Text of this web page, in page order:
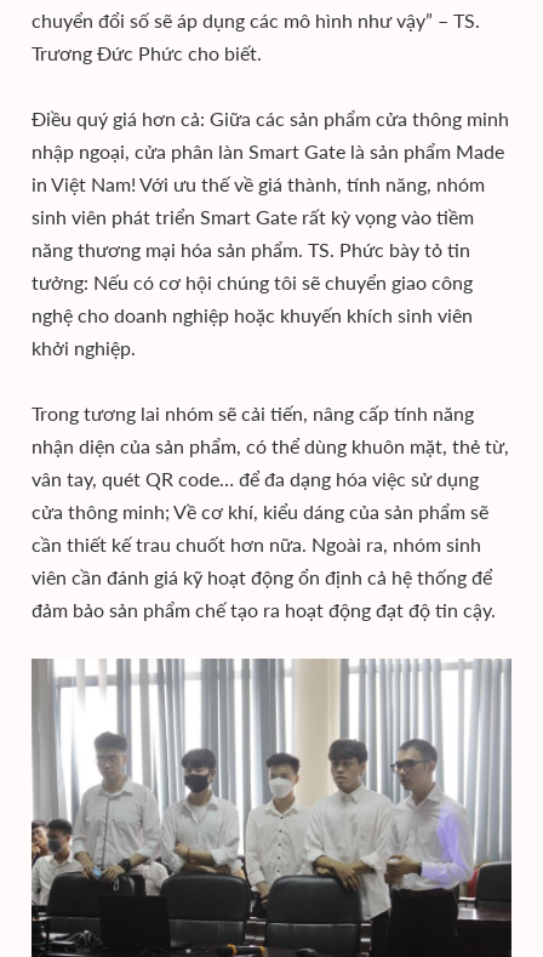
chuyển đổi số sẽ áp dụng các mô hình như vậy” – TS.
Trương Đức Phức cho biết.
Điều quý giá hơn cả: Giữa các sản phẩm cửa thông minh
nhập ngoại, cửa phân làn Smart Gate là sản phẩm Made
in Việt Nam! Với ưu thế về giá thành, tính năng, nhóm
sinh viên phát triển Smart Gate rất kỳ vọng vào tiềm
năng thương mại hóa sản phẩm. TS. Phức bày tỏ tin
tưởng: Nếu có cơ hội chúng tôi sẽ chuyển giao công
nghệ cho doanh nghiệp hoặc khuyến khích sinh viên
khởi nghiệp.
Trong tương lai nhóm sẽ cải tiến, nâng cấp tính năng
nhận diện của sản phẩm, có thể dùng khuôn mặt, thẻ từ,
vân tay, quét QR code… để đa dạng hóa việc sử dụng
cửa thông minh; Về cơ khí, kiểu dáng của sản phẩm sẽ
cần thiết kế trau chuốt hơn nữa. Ngoài ra, nhóm sinh
viên cần đánh giá kỹ hoạt động ổn định cả hệ thống để
đảm bảo sản phẩm chế tạo ra hoạt động đạt độ tin cậy.